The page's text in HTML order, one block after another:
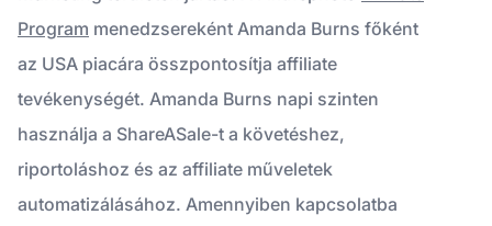
Program menedzsereként Amanda Burns főként
az USA piacára összpontosítja affiliate
tevékenységét. Amanda Burns napi szinten
használja a ShareASale-t a követéshez,
riportoláshoz és az affiliate műveletek
automatizálásához. Amennyiben kapcsolatba